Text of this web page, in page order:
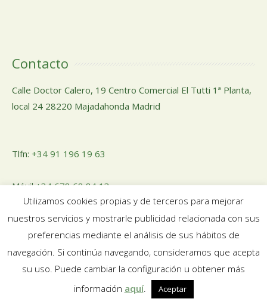
Contacto
Calle Doctor Calero, 19 Centro Comercial El Tutti 1ª Planta,
local 24 28220 Majadahonda Madrid
Tlfn: +34 91 196 19 63
Móvil+34 678 68 84 13
Email:pedidosnuosalud@gmail.com
Utilizamos cookies propias y de terceros para mejorar
nuestros servicios y mostrarle publicidad relacionada con sus
preferencias mediante el análisis de sus hábitos de
navegación. Si continúa navegando, consideramos que acepta
su uso. Puede cambiar la configuración u obtener más
información aquí. Aceptar